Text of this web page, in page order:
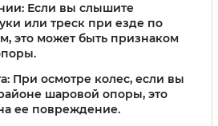
Если вы слышите
или треск при езде по
это может быть признаком
При осмотре колес, если вы
шаровой опоры, это
ее повреждение.